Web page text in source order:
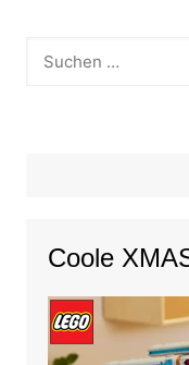
Coole